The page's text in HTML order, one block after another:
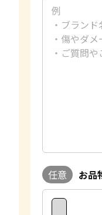
任意 お品